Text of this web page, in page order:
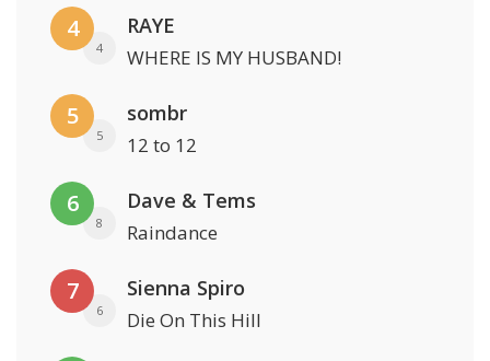
4
4
RAYE
WHERE IS MY HUSBAND!
5
5
sombr
12 to 12
6
8
Dave & Tems
Raindance
7
6
Sienna Spiro
Die On This Hill